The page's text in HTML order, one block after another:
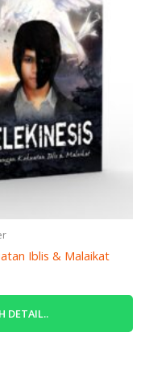
Iblis & Malaikat
DETAIL..